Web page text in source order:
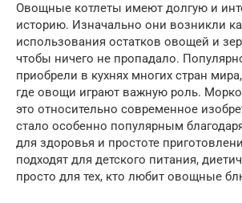
Овощные котлеты имеют долгую и
историю. Изначально они возникли
использования остатков овощей и
чтобы ничего не пропадало.
приобрели в кухнях многих стран
где овощи играют важную роль.
это относительно современное
стало особенно популярным
для здоровья и простоте
подходят для детского питания,
просто для тех, кто любит овощные